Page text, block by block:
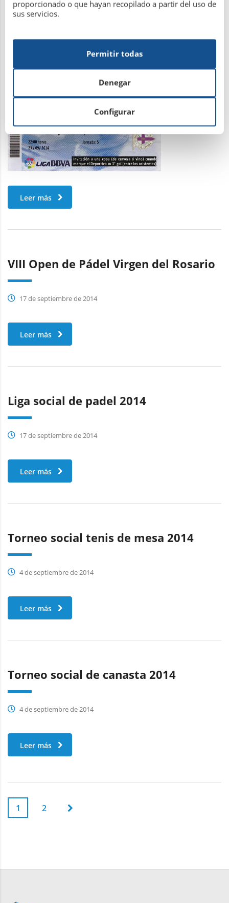
Celta – Depor en la Hípica
Leer más
VIII Open de Pádel Virgen del Rosario
17 de septiembre de 2014
Leer más
Liga social de padel 2014
17 de septiembre de 2014
Leer más
Torneo social tenis de mesa 2014
4 de septiembre de 2014
Leer más
Torneo social de canasta 2014
4 de septiembre de 2014
Leer más
1 2
proporcionado o que hayan recopilado a partir del uso de
sus servicios.
Configurar
Denegar
Permitir todas